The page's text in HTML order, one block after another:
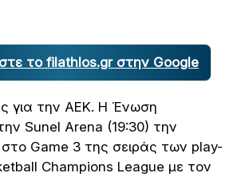
το filathlos.gr στην Google
για την ΑΕΚ. Η Ένωση
Sunel Arena (19:30) την
Game 3 της σειράς των play-
Champions League με τον